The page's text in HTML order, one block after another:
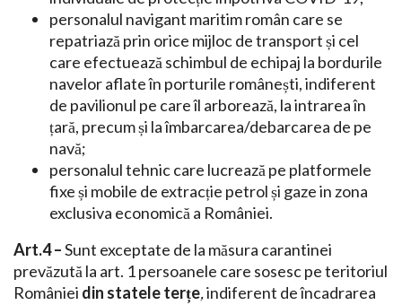
personalul navigant maritim român care se
repatriază prin orice mijloc de transport și cel
care efectuează schimbul de echipaj la bordurile
navelor aflate în porturile românești, indiferent
de pavilionul pe care îl arborează, la intrarea în
țară, precum și la îmbarcarea/debarcarea de pe
navă;
personalul tehnic care lucrează pe platformele
fixe și mobile de extracție petrol și gaze in zona
exclusiva economică a României.
Art.4 –Sunt exceptate de la măsura carantinei
prevăzută la art. 1 persoanele care sosesc pe teritoriul
României din statele terțe,indiferent de încadrarea